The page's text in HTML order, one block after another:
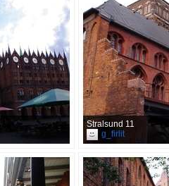
Stralsund 11
g_firlit